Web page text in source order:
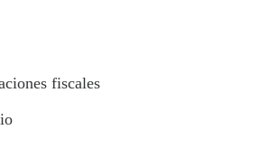
fiscales